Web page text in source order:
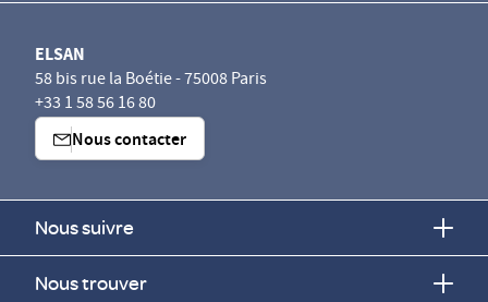
ELSAN
58 bis rue la Boétie - 75008 Paris
+33 1 58 56 16 80
Nous contacter
Nous suivre
Nous trouver